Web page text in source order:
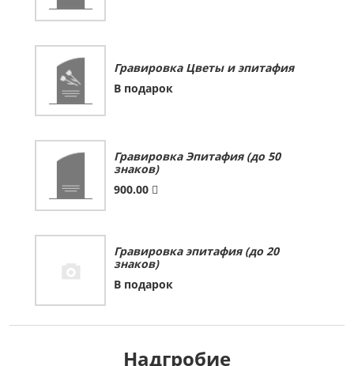
Гравировка Цветы и эпитафия
В подарок
Гравировка Эпитафия (до 50
знаков)
900.00
Гравировка эпитафия (до 20
знаков)
В подарок
Надгробие